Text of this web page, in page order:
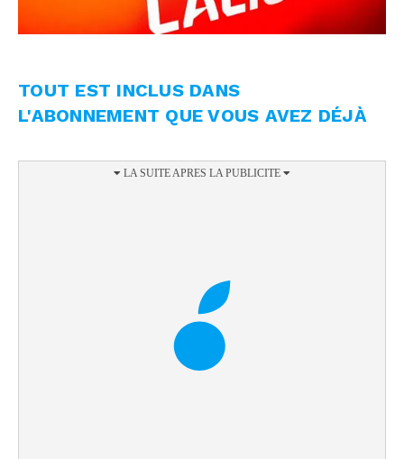
TOUT EST INCLUS DANS
L'ABONNEMENT QUE VOUS AVEZ DÉJÀ